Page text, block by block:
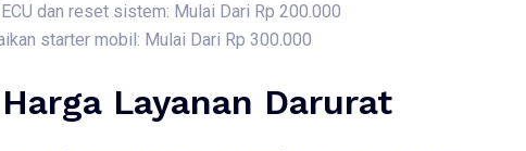
dan reset sistem: Mulai Dari Rp 200.000
starter mobil: Mulai Dari Rp 300.000
Layanan Darurat